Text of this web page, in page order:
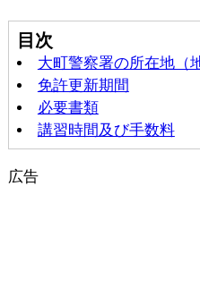
目次
大町警察署の所在地（
免許更新期間
必要書類
講習時間及び手数料
広告